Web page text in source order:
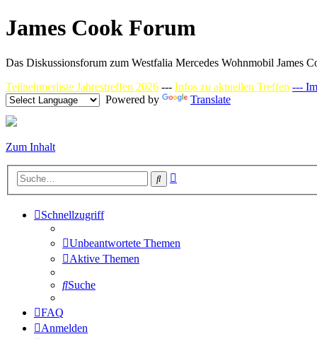
James Cook Forum
Das Diskussionsforum zum Westfalia Mercedes Wohnmobil James
Teilnehmerliste Jahrestreffen 2026 --- Infos zu aktuellen Treffen ---
Powered by
Translate
Zum Inhalt
Suche
Schnellzugriff
Unbeantwortete Themen
Aktive Themen
Suche
FAQ
Anmelden